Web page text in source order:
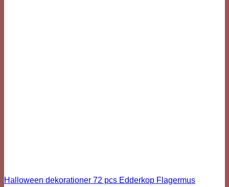
Halloween dekorationer 72 pcs Edderkop Flagermus